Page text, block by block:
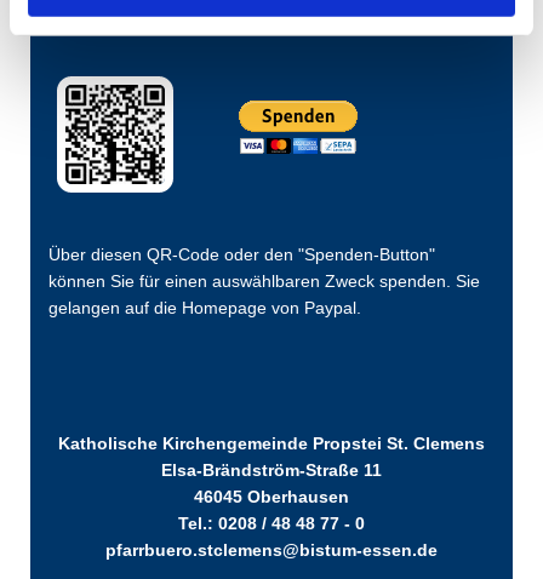
Über diesen QR-Code oder den "Spenden-Button"
können Sie für einen auswählbaren Zweck spenden. Sie
gelangen auf die Homepage von Paypal.
Katholische Kirchengemeinde Propstei St. Clemens
Elsa-Brändström-Straße 11
46045 Oberhausen
Tel.: 0208 / 48 48 77 - 0
pfarrbuero.stclemens@bistum-essen.de